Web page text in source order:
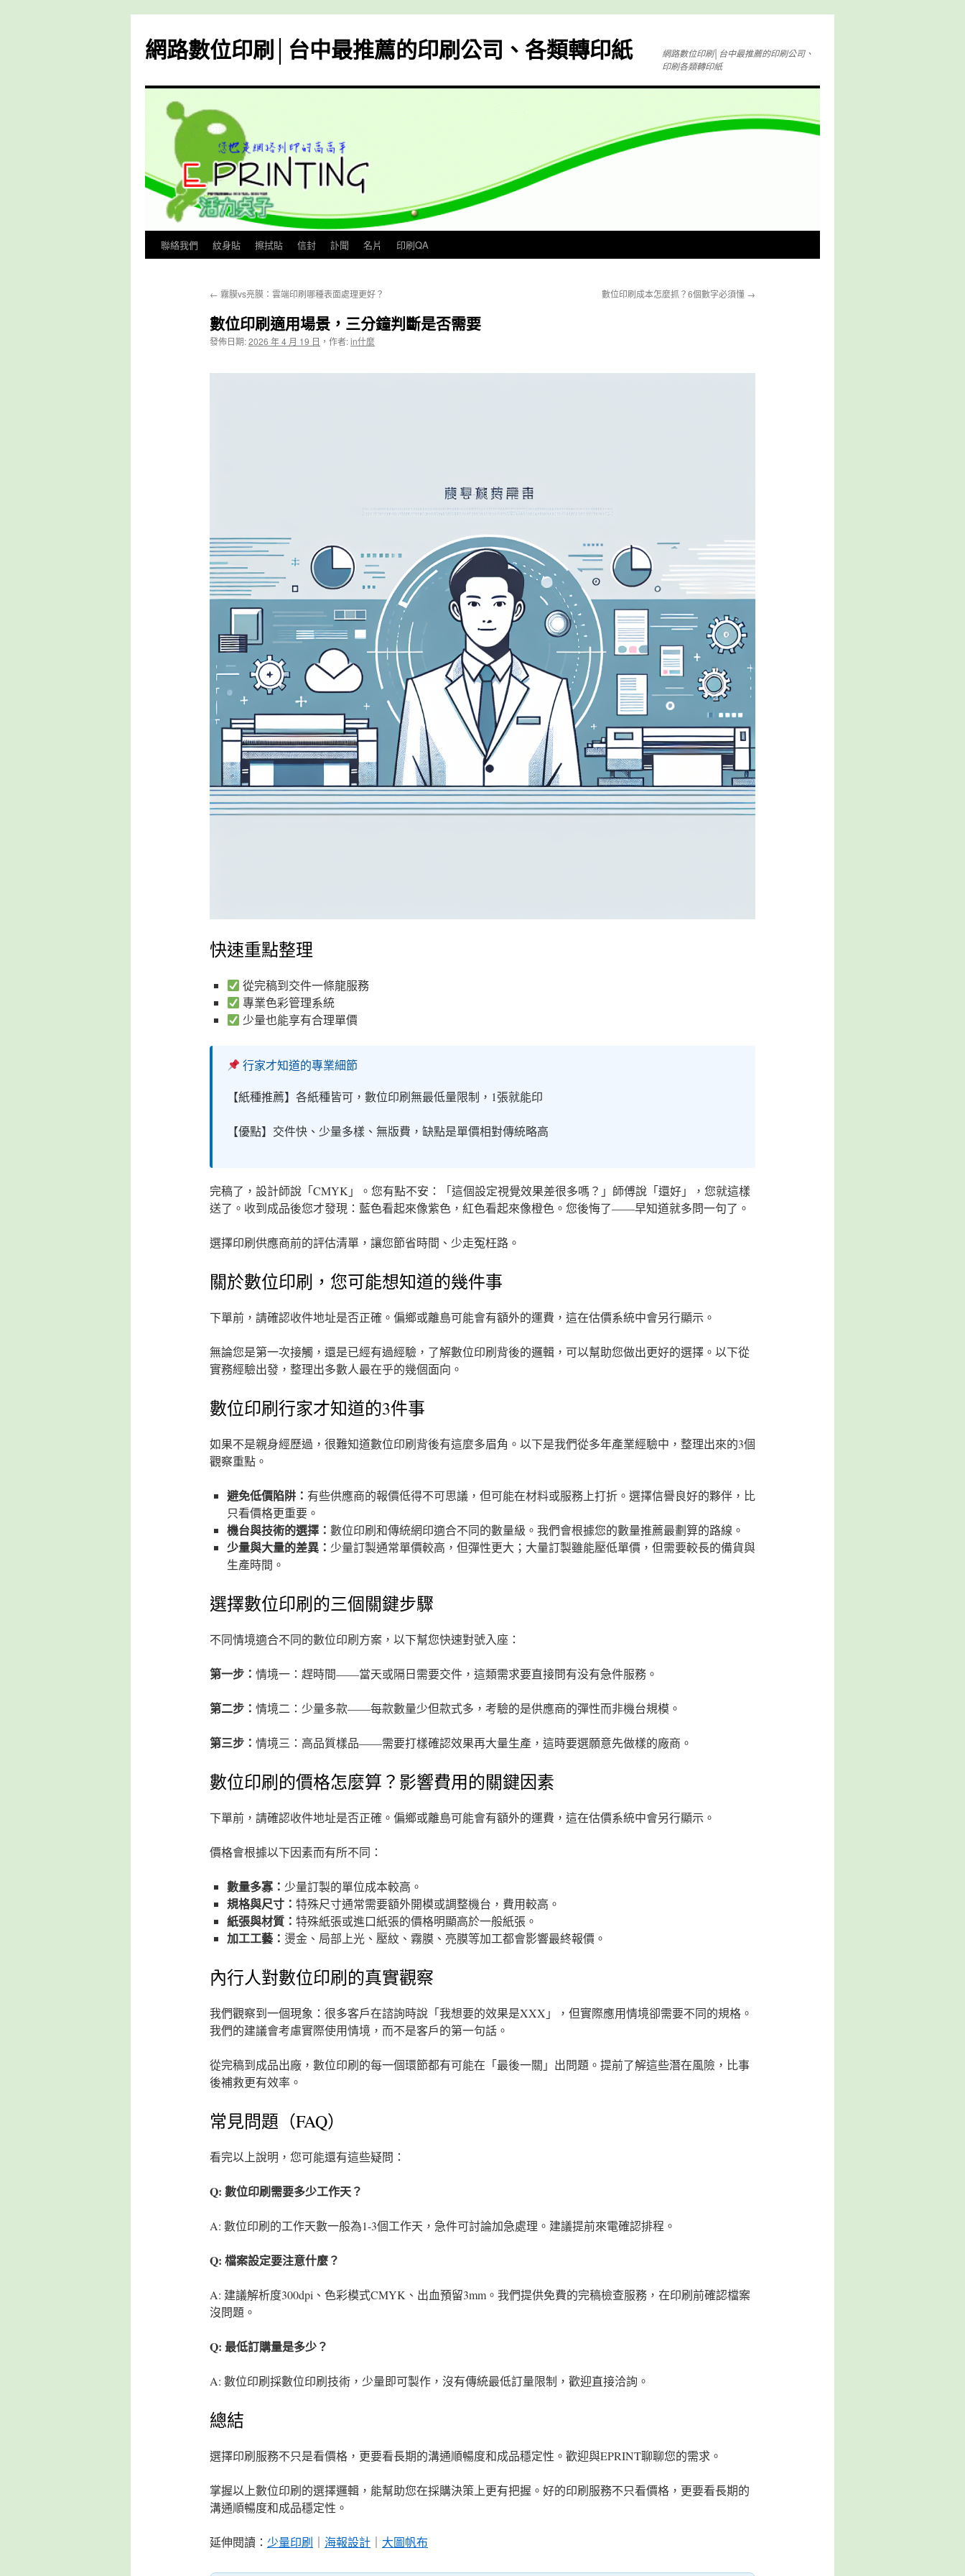
主
要
容
網路數位印刷│台中最推薦的印刷公司、各類轉印紙
網路數位印刷│台中最推薦的印刷公司、
印刷各類轉印紙
聯絡我們 紋身貼 擦拭貼 信封 訃聞 名片 印刷QA
← 霧膜vs亮膜：雲端印刷哪種表面處理更好？ 數位印刷成本怎麼抓？6個數字必須懂 →
數位印刷適用場景，三分鐘判斷是否需要
發佈日期:2026 年 4 月 19 日 ， 作者:in什麼
快速重點整理
從完稿到交件一條龍服務
專業色彩管理系統
少量也能享有合理單價
行家才知道的專業細節
【紙種推薦】各紙種皆可，數位印刷無最低量限制，1張就能印
【優點】交件快、少量多樣、無版費，缺點是單價相對傳統略高
完稿了，設計師說「CMYK」。您有點不安：「這個設定視覺效果差很多嗎？」師傅說「還好」，您就這樣
送了。收到成品後您才發現：藍色看起來像紫色，紅色看起來像橙色。您後悔了——早知道就多問一句了。
選擇印刷供應商前的評估清單，讓您節省時間、少走冤枉路。
關於數位印刷，您可能想知道的幾件事
下單前，請確認收件地址是否正確。偏鄉或離島可能會有額外的運費，這在估價系統中會另行顯示。
無論您是第一次接觸，還是已經有過經驗，了解數位印刷背後的邏輯，可以幫助您做出更好的選擇。以下從
實務經驗出發，整理出多數人最在乎的幾個面向。
數位印刷行家才知道的3件事
如果不是親身經歷過，很難知道數位印刷背後有這麼多眉角。以下是我們從多年產業經驗中，整理出來的3個
觀察重點。
避免低價陷阱： 有些供應商的報價低得不可思議，但可能在材料或服務上打折。選擇信譽良好的夥伴，比
只看價格更重要。
機台與技術的選擇： 數位印刷和傳統網印適合不同的數量級。我們會根據您的數量推薦最劃算的路線。
少量與大量的差異： 少量訂製通常單價較高，但彈性更大；大量訂製雖能壓低單價，但需要較長的備貨與
生產時間。
選擇數位印刷的三個關鍵步驟
不同情境適合不同的數位印刷方案，以下幫您快速對號入座：
第一步： 情境一：趕時間——當天或隔日需要交件，這類需求要直接問有没有急件服務。
第二步： 情境二：少量多款——每款數量少但款式多，考驗的是供應商的彈性而非機台規模。
第三步： 情境三：高品質樣品——需要打樣確認效果再大量生產，這時要選願意先做樣的廠商。
數位印刷的價格怎麼算？影響費用的關鍵因素
下單前，請確認收件地址是否正確。偏鄉或離島可能會有額外的運費，這在估價系統中會另行顯示。
價格會根據以下因素而有所不同：
數量多寡： 少量訂製的單位成本較高。
規格與尺寸： 特殊尺寸通常需要額外開模或調整機台，費用較高。
紙張與材質： 特殊紙張或進口紙張的價格明顯高於一般紙張。
加工工藝： 燙金、局部上光、壓紋、霧膜、亮膜等加工都會影響最終報價。
內行人對數位印刷的真實觀察
我們觀察到一個現象：很多客戶在諮詢時說「我想要的效果是XXX」，但實際應用情境卻需要不同的規格。
我們的建議會考慮實際使用情境，而不是客戶的第一句話。
從完稿到成品出廠，數位印刷的每一個環節都有可能在「最後一關」出問題。提前了解這些潛在風險，比事
後補救更有效率。
常見問題（FAQ）
看完以上說明，您可能還有這些疑問：
Q: 數位印刷需要多少工作天？
A: 數位印刷的工作天數一般為1-3個工作天，急件可討論加急處理。建議提前來電確認排程。
Q: 檔案設定要注意什麼？
A: 建議解析度300dpi、色彩模式CMYK、出血預留3mm。我們提供免費的完稿檢查服務，在印刷前確認檔案
沒問題。
Q: 最低訂購量是多少？
A: 數位印刷採數位印刷技術，少量即可製作，沒有傳統最低訂量限制，歡迎直接洽詢。
總結
選擇印刷服務不只是看價格，更要看長期的溝通順暢度和成品穩定性。歡迎與EPRINT聊聊您的需求。
掌握以上數位印刷的選擇邏輯，能幫助您在採購決策上更有把握。好的印刷服務不只看價格，更要看長期的
溝通順暢度和成品穩定性。
延伸閱讀： 少量印刷 海報設計 大圖帆布